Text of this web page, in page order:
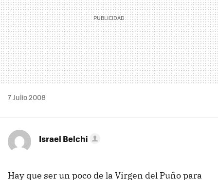
7 Julio 2008
Israel Belchi
Hay que ser un poco de la Virgen del Puño para